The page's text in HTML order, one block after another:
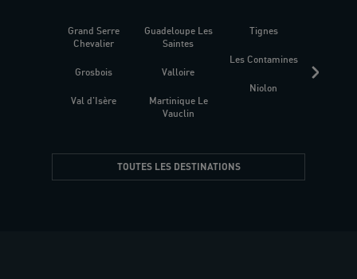
Grand Serre
Chevalier
Grosbois
Val d'Isère
Guadeloupe Les
Saintes
Valloire
Martinique Le
Vauclin
Tignes
Les Contamines
Niolon
TOUTES LES DESTINATIONS